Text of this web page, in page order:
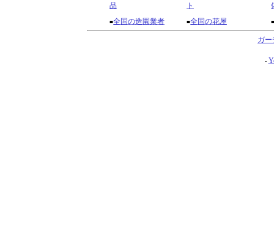
品
ト
■全国の造園業者 ■全国の花屋 ■
ガ
-